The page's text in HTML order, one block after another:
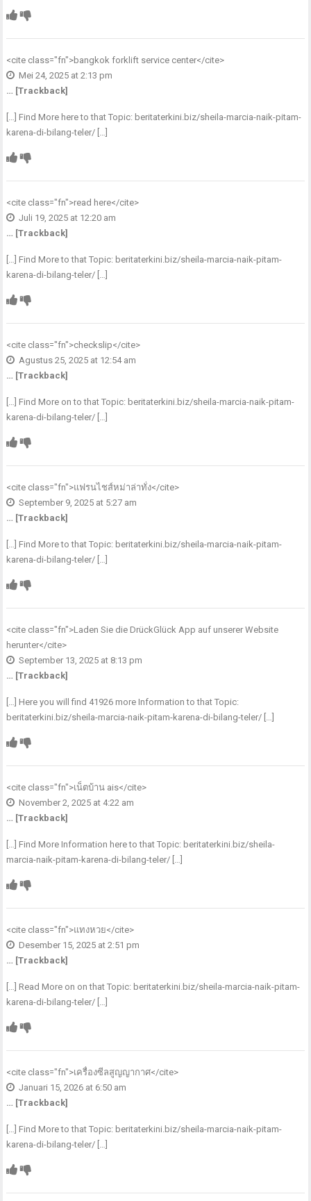
<cite class="fn">bangkok forklift service center</cite>
Mei 24, 2025 at 2:13 pm
… [Trackback]
[…] Find More here to that Topic: beritaterkini.biz/sheila-marcia-naik-pitam-
karena-di-bilang-teler/ […]
<cite class="fn">read here</cite>
Juli 19, 2025 at 12:20 am
… [Trackback]
[…] Find More to that Topic: beritaterkini.biz/sheila-marcia-naik-pitam-
karena-di-bilang-teler/ […]
<cite class="fn">checkslip</cite>
Agustus 25, 2025 at 12:54 am
… [Trackback]
[…] Find More on to that Topic: beritaterkini.biz/sheila-marcia-naik-pitam-
karena-di-bilang-teler/ […]
<cite class="fn">แฟรนไชส์หม่าล่าทั่ง</cite>
September 9, 2025 at 5:27 am
… [Trackback]
[…] Find More to that Topic: beritaterkini.biz/sheila-marcia-naik-pitam-
karena-di-bilang-teler/ […]
<cite class="fn">Laden Sie die DrückGlück App auf unserer Website
herunter</cite>
September 13, 2025 at 8:13 pm
… [Trackback]
[…] Here you will find 41926 more Information to that Topic:
beritaterkini.biz/sheila-marcia-naik-pitam-karena-di-bilang-teler/ […]
<cite class="fn">เน็ตบ้าน ais</cite>
November 2, 2025 at 4:22 am
… [Trackback]
[…] Find More Information here to that Topic: beritaterkini.biz/sheila-
marcia-naik-pitam-karena-di-bilang-teler/ […]
<cite class="fn">แทงหวย</cite>
Desember 15, 2025 at 2:51 pm
… [Trackback]
[…] Read More on on that Topic: beritaterkini.biz/sheila-marcia-naik-pitam-
karena-di-bilang-teler/ […]
<cite class="fn">เครื่องซีลสูญญากาศ</cite>
Januari 15, 2026 at 6:50 am
… [Trackback]
[…] Find More to that Topic: beritaterkini.biz/sheila-marcia-naik-pitam-
karena-di-bilang-teler/ […]